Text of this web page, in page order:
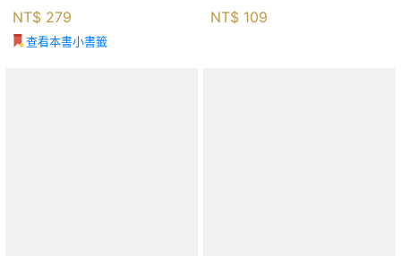
「126法則」滾出18億円資產的
69年股海交易術_藤本茂, 賴惠
鈴
NT$ 279
查看本書小書籤
NT$ 109